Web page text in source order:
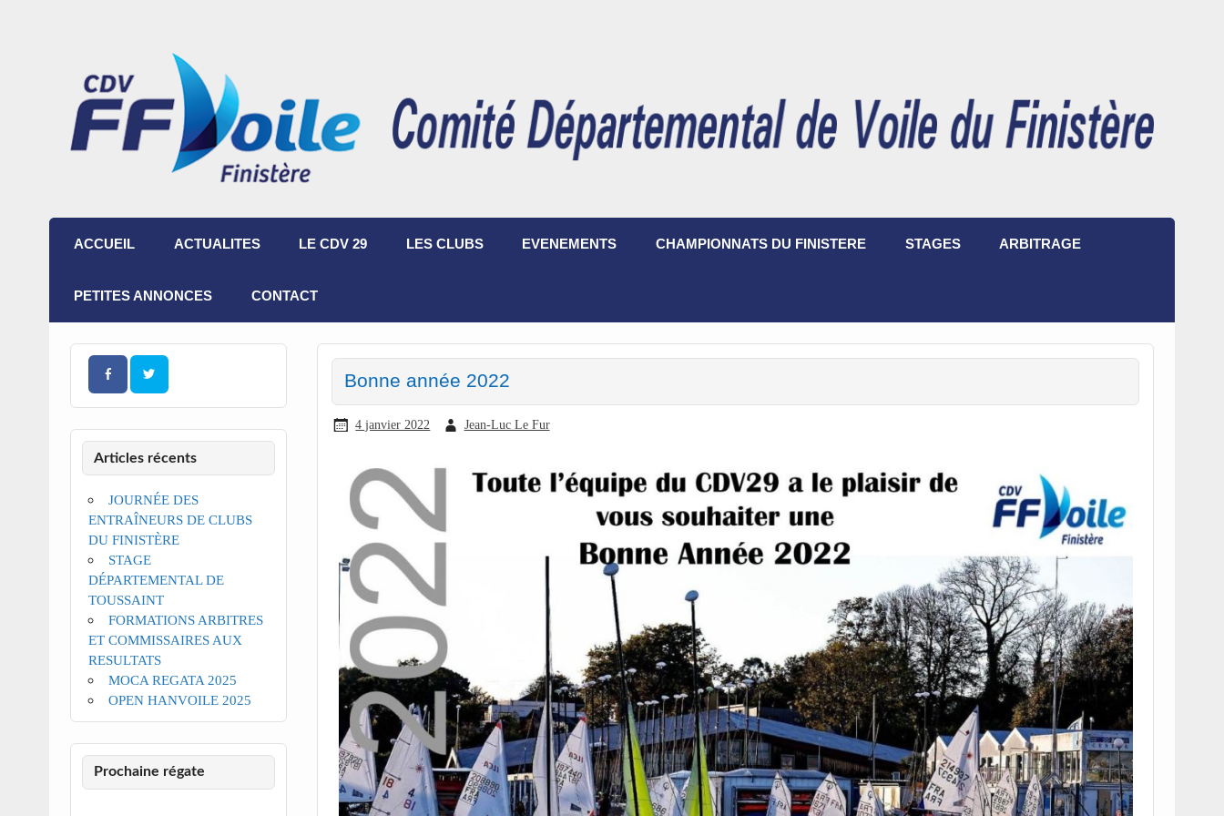
ACCUEIL ACTUALITES LE CDV 29 LES CLUBS EVENEMENTS CHAMPIONNATS DU FINISTERE STAGES ARBITRAGE
PETITES ANNONCES CONTACT
Bonne année 2022
4 janvier 2022 Jean-Luc Le Fur
Articles récents
JOURNÉE DES
ENTRAÎNEURS DE CLUBS
DU FINISTÈRE
STAGE
DÉPARTEMENTAL DE
TOUSSAINT
FORMATIONS ARBITRES
ET COMMISSAIRES AUX
RESULTATS
MOCA REGATA 2025
OPEN HANVOILE 2025
Prochaine régate